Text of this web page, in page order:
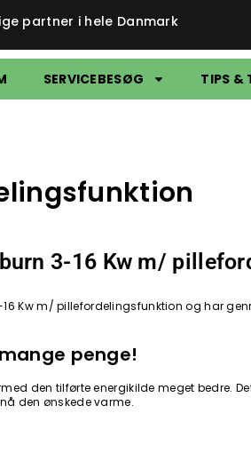
partner i hele Danmark
SERVICEBESØG TIPS &
3-16 Kw m/
Kw m/ pillefordelingsfunktion og har
penge!
den tilførte energikilde meget bedre.
den ønskede varme.